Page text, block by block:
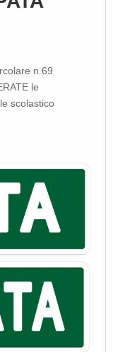
n.69
le
scolastico